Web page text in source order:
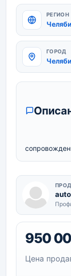
РЕГИОН
ГОРОД
950
Цена